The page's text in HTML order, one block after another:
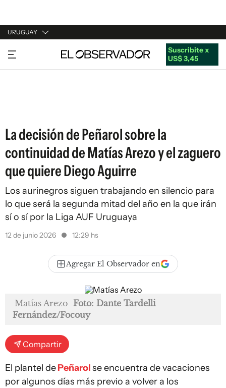
URUGUAY
URUGUAY
ARGENTINA
Suscribite x
US$ 3,45
La decisión de Peñarol sobre la
continuidad de Matías Arezo y el zaguero
que quiere Diego Aguirre
Los aurinegros siguen trabajando en silencio para
lo que será la segunda mitad del año en la que irán
sí o sí por la Liga AUF Uruguaya
12 de junio 2026 12:29 hs
Agregar El Observador en
Matías Arezo Foto: Dante Tardelli
Fernández/Focouy
Compartir
El plantel dePeñarolse encuentra de vacaciones
por algunos días más previo a volver a los